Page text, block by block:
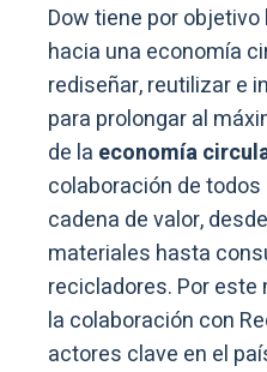
Dow tiene por
hacia una economía
rediseñar, reutilizar e
para prolongar al
de la economía
colaboración de
cadena de valor,
materiales hasta
recicladores. Por este
la colaboración con
actores clave en el